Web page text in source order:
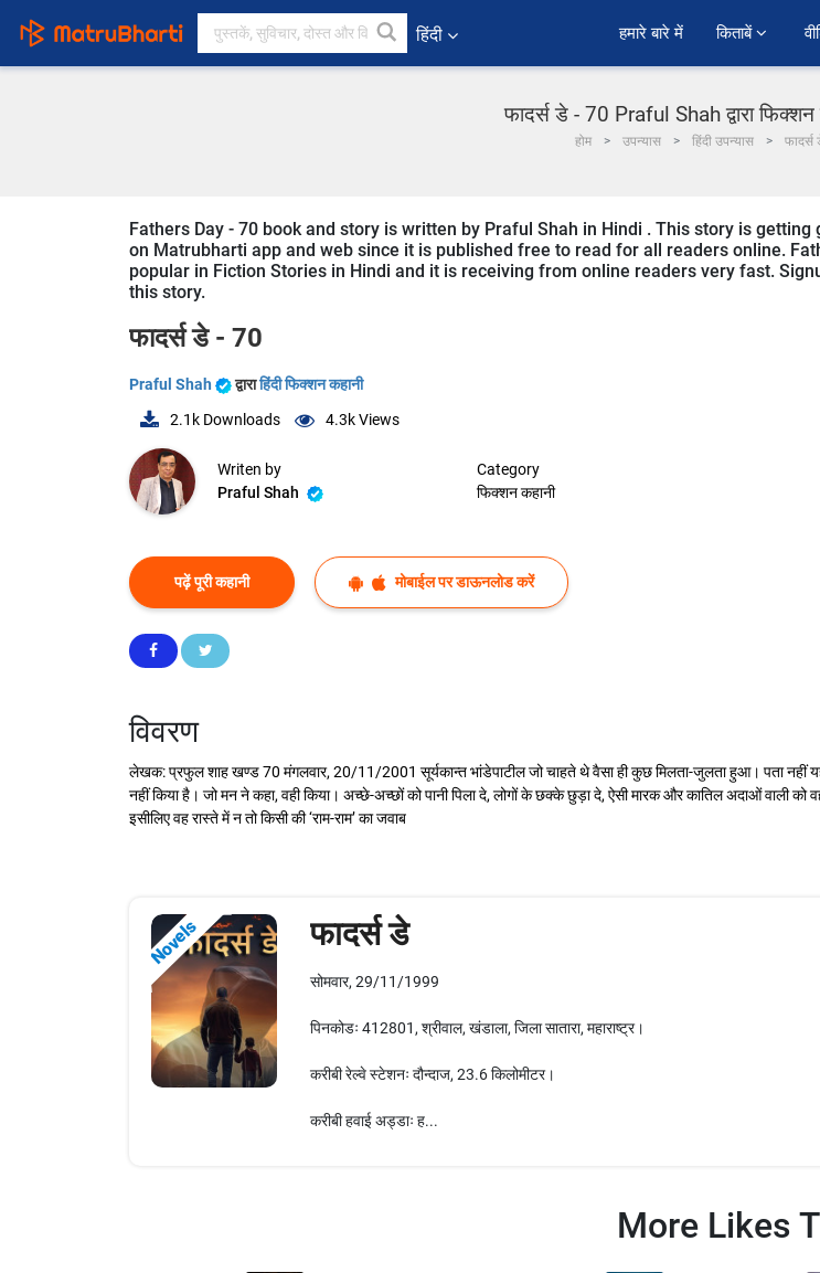
हिंदी हमारे बारे में किताबें
फादर्स डे - 70 Praful Shah द्वारा फिक्शन
होम उपन्यास हिंदी उपन्यास फादर्स
Fathers Day - 70 book and story is written by Praful Shah in Hindi . This story is getting
on Matrubharti app and web since it is published free to read for all readers online.
popular in Fiction Stories in Hindi and it is receiving from online readers very fast.
this story.
फादर्स डे - 70
Praful Shah द्वाराहिंदी फिक्शन कहानी
2.1k Downloads 4.3kViews
Writen by
Praful Shah
Category
फिक्शन कहानी
पढ़ें पूरी कहानी मोबाईल पर डाऊनलोड करें
विवरण
लेखक: प्रफुल शाह खण्ड 70 मंगलवार, 20/11/2001 सूर्यकान्त भांडेपाटील जो चाहते थे वैसा ही कुछ मिलता-जुलता हुआ। पता नहीं
नहीं किया है। जो मन ने कहा, वही किया। अच्छे-अच्छों को पानी पिला दे, लोगों के छक्के छुड़ा दे, ऐसी मारक और कातिल अदाओं वाली
इसीलिए वह रास्ते में न तो किसी की ‘राम-राम’ का जवाब
Novels फादर्स डे
सोमवार, 29/11/1999
पिनकोडः 412801, श्रीवाल, खंडाला, जिला सातारा, महाराष्ट्र।
करीबी रेल्वे स्टेशनः दौन्दाज, 23.6 किलोमीटर।
करीबी हवाई अड्डाः ह...
More Likes